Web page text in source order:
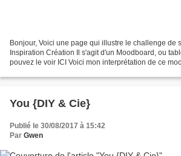
Bonjour, Voici une page qui illustre le challenge de
Inspiration Création Il s'agit d'un Moodboard, ou
pouvez le voir ICI Voici mon interprétation de ce
You {DIY & Cie}
Publié le 30/08/2017 à 15:42
Par Gwen